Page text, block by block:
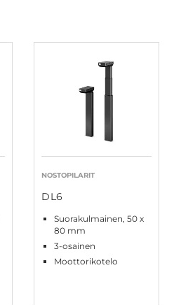
NOSTOPILARIT
DL6
Suorakulmainen, 50 x
80 mm
3-osainen
Moottorikotelo